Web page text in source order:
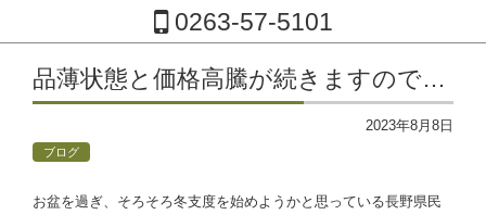
0263-57-5101
コンテンツに移動
品薄状態と価格高騰が続きますので…
2023年8月8日
ブログ
お盆を過ぎ、そろそろ冬支度を始めようかと思っている長野県民